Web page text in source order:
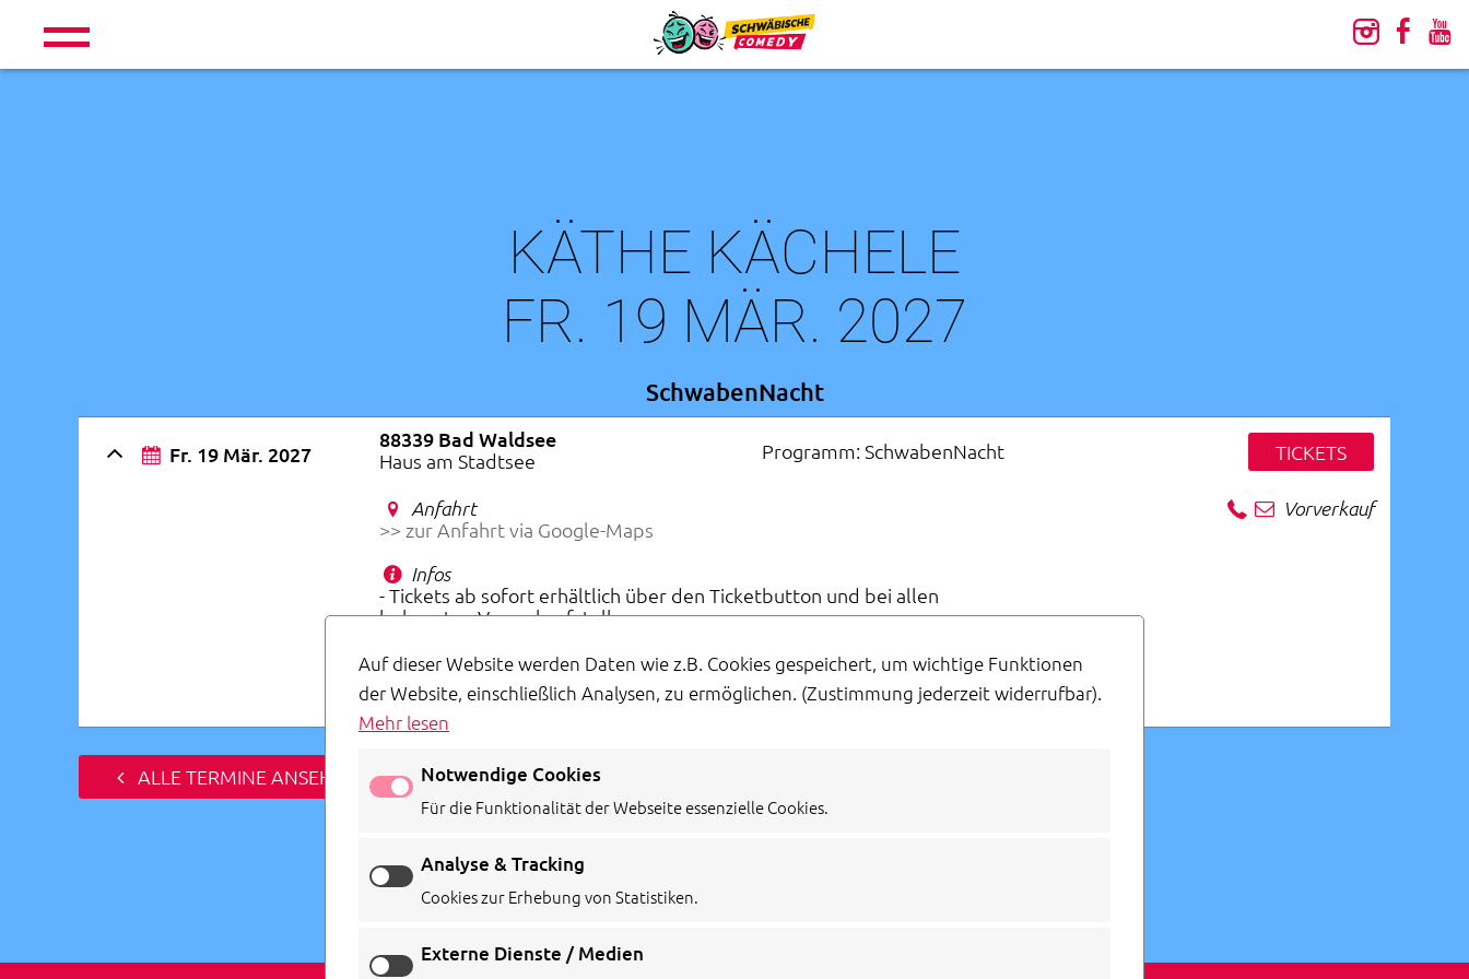
KÄTHE KÄCHELE
FR. 19 MÄR. 2027
SchwabenNacht
Fr. 19 Mär. 2027
88339 Bad Waldsee
Haus am Stadtsee
Programm: SchwabenNacht TICKETS
Anfahrt
>> zur Anfahrt via Google-Maps
Infos
- Tickets ab sofort erhältlich über den Ticketbutton und bei allen
bekannten Vorverkaufstellen
- Veranstalter: Agentur Siedepunkt
Vorverkauf
ALLE TERMINE ANSEHEN
Auf dieser Website werden Daten wie z.B. Cookies gespeichert, um wichtige Funktionen
der Website, einschließlich Analysen, zu ermöglichen. (Zustimmung jederzeit widerrufbar).
Mehr lesen
Notwendige Cookies
Für die Funktionalität der Webseite essenzielle Cookies.
Analyse & Tracking
Cookies zur Erhebung von Statistiken.
Externe Dienste / Medien